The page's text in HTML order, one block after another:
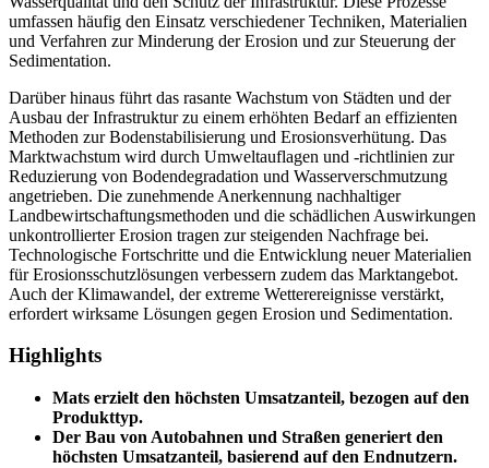
umfassen häufig den Einsatz verschiedener Techniken, Materialien
und Verfahren zur Minderung der Erosion und zur Steuerung der
Sedimentation.
Darüber hinaus führt das rasante Wachstum von Städten und der
Ausbau der Infrastruktur zu einem erhöhten Bedarf an effizienten
Methoden zur Bodenstabilisierung und Erosionsverhütung. Das
Marktwachstum wird durch Umweltauflagen und -richtlinien zur
Reduzierung von Bodendegradation und Wasserverschmutzung
angetrieben. Die zunehmende Anerkennung nachhaltiger
Landbewirtschaftungsmethoden und die schädlichen Auswirkungen
unkontrollierter Erosion tragen zur steigenden Nachfrage bei.
Technologische Fortschritte und die Entwicklung neuer Materialien
für Erosionsschutzlösungen verbessern zudem das Marktangebot.
Auch der Klimawandel, der extreme Wetterereignisse verstärkt,
erfordert wirksame Lösungen gegen Erosion und Sedimentation.
Highlights
Mats erzielt den höchsten Umsatzanteil, bezogen auf den
Produkttyp.
Der Bau von Autobahnen und Straßen generiert den
höchsten Umsatzanteil, basierend auf den Endnutzern.